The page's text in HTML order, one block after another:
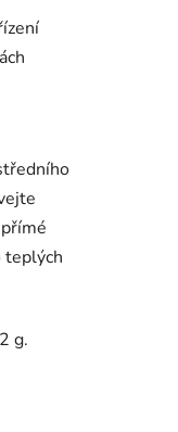
teplých
g.